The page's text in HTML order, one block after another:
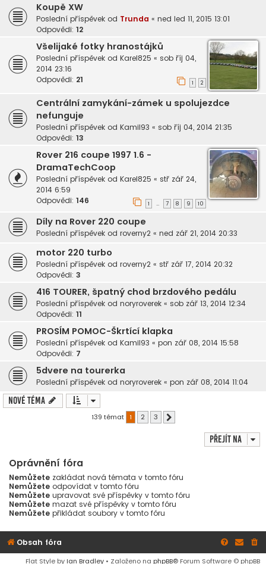
Koupě XW
Poslední příspěvek od Trunda « ned led 11, 2015 13:01
Odpovědi: 12
Všelijaké fotky hranostájků
Poslední příspěvek od Karel825 « sob říj 04,
2014 23:16
Odpovědi: 21 1 2
Centrální zamykání-zámek u spolujezdce
nefunguje
Poslední příspěvek od Kamil93 « sob říj 04, 2014 21:35
Odpovědi: 13
Rover 216 coupe 1997 1.6 -
DramaTechCoop
Poslední příspěvek od Karel825 « stř zář 24,
2014 6:59
Odpovědi: 146 1 … 7 8 9 10
Díly na Rover 220 coupe
Poslední příspěvek od roverny2 « ned zář 21, 2014 20:33
motor 220 turbo
Poslední příspěvek od roverny2 « stř zář 17, 2014 20:32
Odpovědi: 3
416 TOURER, špatný chod brzdového pedálu
Poslední příspěvek od noryroverek « sob zář 13, 2014 12:34
Odpovědi: 11
PROSÍM POMOC-Škrtící klapka
Poslední příspěvek od Kamil93 « pon zář 08, 2014 15:58
Odpovědi: 7
5dvere na tourerka
Poslední příspěvek od noryroverek « pon zář 08, 2014 11:04
Nové téma
139 témat 1 2 3
Přejít na
Oprávnění fóra
Nemůžete zakládat nová témata v tomto fóru
Nemůžete odpovídat v tomto fóru
Nemůžete upravovat své příspěvky v tomto fóru
Nemůžete mazat své příspěvky v tomto fóru
Nemůžete přikládat soubory v tomto fóru
Obsah fóra
Flat Style by Ian Bradley • Založeno na phpBB® Forum Software © phpBB